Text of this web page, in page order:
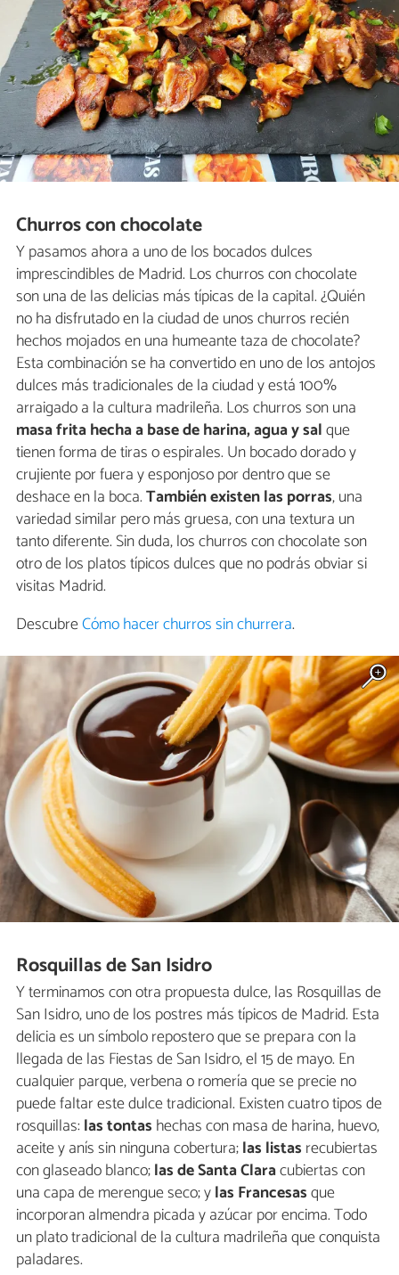
Churros con chocolate
Y pasamos ahora a uno de los bocados dulces
imprescindibles de Madrid. Los churros con chocolate
son una de las delicias más típicas de la capital. ¿Quién
no ha disfrutado en la ciudad de unos churros recién
hechos mojados en una humeante taza de chocolate?
Esta combinación se ha convertido en uno de los antojos
dulces más tradicionales de la ciudad y está 100%
arraigado a la cultura madrileña. Los churros son una
masa frita hecha a base de harina, agua y salque
tienen forma de tiras o espirales. Un bocado dorado y
crujiente por fuera y esponjoso por dentro que se
deshace en la boca.También existen las porras, una
variedad similar pero más gruesa, con una textura un
tanto diferente. Sin duda, los churros con chocolate son
otro de los platos típicos dulces que no podrás obviar si
visitas Madrid.
DescubreCómo hacer churros sin churrera.
Rosquillas de San Isidro
Y terminamos con otra propuesta dulce, las Rosquillas de
San Isidro, uno de los postres más típicos de Madrid. Esta
delicia es un símbolo repostero que se prepara con la
llegada de las Fiestas de San Isidro, el 15 de mayo. En
cualquier parque, verbena o romería que se precie no
puede faltar este dulce tradicional. Existen cuatro tipos de
rosquillas:las tontas hechas con masa de harina, huevo,
aceite y anís sin ninguna cobertura;las listas recubiertas
con glaseado blanco;las de Santa Claracubiertas con
una capa de merengue seco; ylas Francesasque
incorporan almendra picada y azúcar por encima. Todo
un plato tradicional de la cultura madrileña que conquista
paladares.